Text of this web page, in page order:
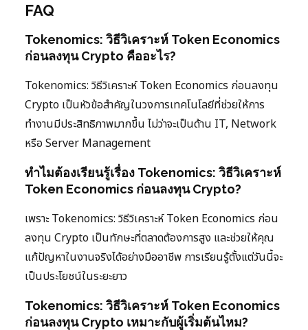
FAQ
Tokenomics: วิธีวิเคราะห์ Token Economics
ก่อนลงทุน Crypto คืออะไร?
Tokenomics: วิธีวิเคราะห์ Token Economics ก่อนลงทุน
Crypto เป็นหัวข้อสำคัญในวงการเทคโนโลยีที่ช่วยให้การ
ทำงานมีประสิทธิภาพมากขึ้น ไม่ว่าจะเป็นด้าน IT, Network
หรือ Server Management
ทำไมต้องเรียนรู้เรื่อง Tokenomics: วิธีวิเคราะห์
Token Economics ก่อนลงทุน Crypto?
เพราะ Tokenomics: วิธีวิเคราะห์ Token Economics ก่อน
ลงทุน Crypto เป็นทักษะที่ตลาดต้องการสูง และช่วยให้คุณ
แก้ปัญหาในงานจริงได้อย่างมืออาชีพ การเรียนรู้ตั้งแต่วันนี้จะ
เป็นประโยชน์ในระยะยาว
Tokenomics: วิธีวิเคราะห์ Token Economics
ก่อนลงทุน Crypto เหมาะกับผู้เริ่มต้นไหม?